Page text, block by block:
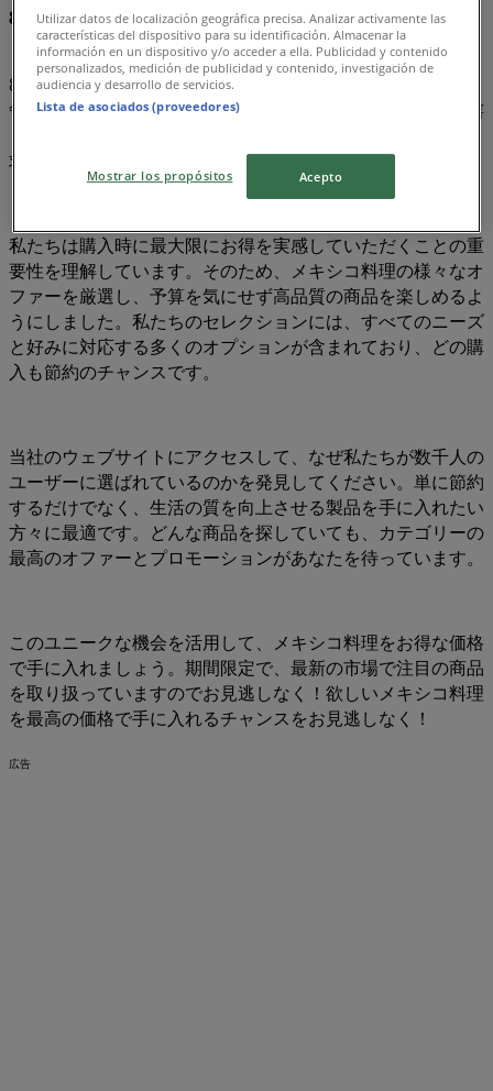
8月 2026のメキシコ料理の最高のオファーを見逃すな！
8月 2026のこの月、私たちはペルー全土で最も魅力的で競
争力のあるメキシコ料理のオファーをご提供できることを嬉
求めやすい価格でご提供することを目指しています。
私たちは購入時に最大限にお得を実感していただくことの重
要性を理解しています。そのため、メキシコ料理の様々なオ
ファーを厳選し、予算を気にせず高品質の商品を楽しめるよ
うにしました。私たちのセレクションには、すべてのニーズ
と好みに対応する多くのオプションが含まれており、どの購
入も節約のチャンスです。
当社のウェブサイトにアクセスして、なぜ私たちが数千人の
ユーザーに選ばれているのかを発見してください。単に節約
するだけでなく、生活の質を向上させる製品を手に入れたい
方々に最適です。どんな商品を探していても、カテゴリーの
最高のオファーとプロモーションがあなたを待っています。
このユニークな機会を活用して、メキシコ料理をお得な価格
で手に入れましょう。期間限定で、最新の市場で注目の商品
を取り扱っていますのでお見逃しなく！欲しいメキシコ料理
を最高の価格で手に入れるチャンスをお見逃しなく！
広告
Utilizar datos de localización geográfica precisa. Analizar activamente las
características del dispositivo para su identificación. Almacenar la
información en un dispositivo y/o acceder a ella. Publicidad y contenido
personalizados, medición de publicidad y contenido, investigación de
audiencia y desarrollo de servicios.
Lista de asociados (proveedores)
Mostrar los propósitos Acepto